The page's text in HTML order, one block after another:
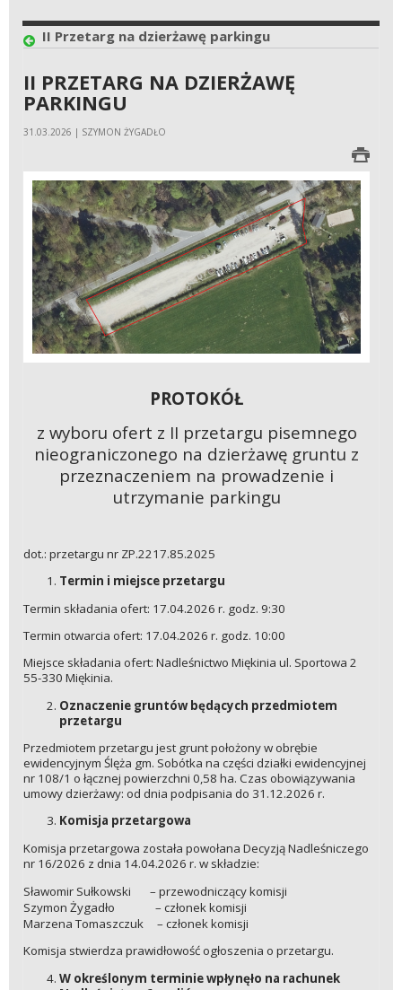
II Przetarg na dzierżawę parkingu
II PRZETARG NA DZIERŻAWĘ
PARKINGU
31.03.2026 | SZYMON ŻYGADŁO
PROTOKÓŁ
z wyboru ofert z II przetargu pisemnego
nieograniczonego na dzierżawę gruntu z
przeznaczeniem na prowadzenie i
utrzymanie parkingu
dot.: przetargu nr ZP.2217.85.2025
Termin i miejsce przetargu
Termin składania ofert: 17.04.2026 r. godz. 9:30
Termin otwarcia ofert: 17.04.2026 r. godz. 10:00
Miejsce składania ofert: Nadleśnictwo Miękinia ul. Sportowa 2
55-330 Miękinia.
Oznaczenie gruntów będących przedmiotem
przetargu
Przedmiotem przetargu jest grunt położony w obrębie
ewidencyjnym Ślęża gm. Sobótka na części działki ewidencyjnej
nr 108/1 o łącznej powierzchni 0,58 ha. Czas obowiązywania
umowy dzierżawy: od dnia podpisania do 31.12.2026 r.
Komisja przetargowa
Komisja przetargowa została powołana Decyzją Nadleśniczego
nr 16/2026 z dnia 14.04.2026 r. w składzie:
Sławomir Sułkowski – przewodniczący komisji
Szymon Żygadło – członek komisji
Marzena Tomaszczuk – członek komisji
Komisja stwierdza prawidłowość ogłoszenia o przetargu.
W określonym terminie wpłynęło na rachunek